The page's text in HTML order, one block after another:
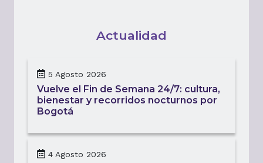
Actualidad
5 Agosto 2026
Vuelve el Fin de Semana 24/7: cultura,
bienestar y recorridos nocturnos por
Bogotá
4 Agosto 2026